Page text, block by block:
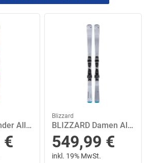
BLIZZARD Kinder All-Mountain Ski BRAHMA JR L(110-140)+FDT JR 7 140 in Rot
€
Blizzard
BLIZZARD Damen All-Mountain Ski PHOENIX S R13 CA+TPC11 DEMO W 144 in Grau
549,99 €
inkl. 19% MwSt.